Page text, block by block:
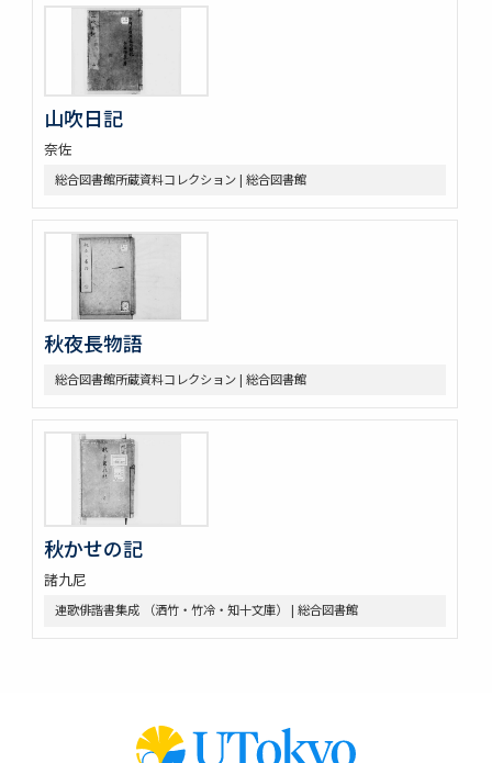
山吹日記
奈佐
総合図書館所蔵資料コレクション | 総合図書館
秋夜長物語
総合図書館所蔵資料コレクション | 総合図書館
秋かせの記
諸九尼
連歌俳諧書集成 （洒竹・竹冷・知十文庫） | 総合図書館